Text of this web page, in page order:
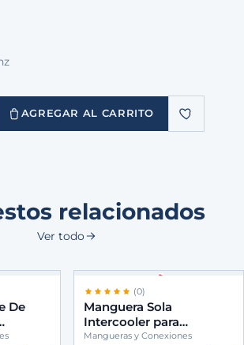
AGREGAR AL CARRITO
relacionados
Ver todo
De
(0)
Manguera Sola
Intercooler para
camiones -BINS
Mangueras y Conexiones